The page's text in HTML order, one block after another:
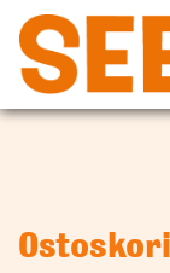
Siirry
sisältöön
Ostoskori